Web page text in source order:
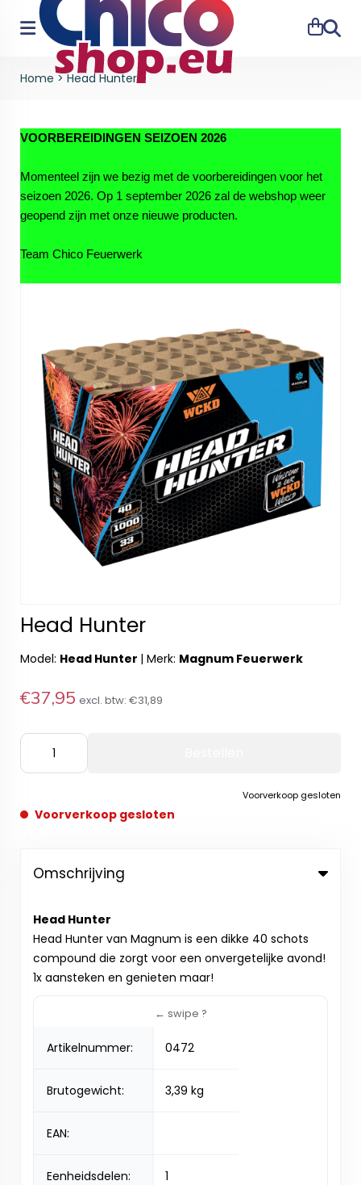
Home >Head Hunter
VOORBEREIDINGEN SEIZOEN 2026
Momenteel zijn we bezig met de voorbereidingen voor het
seizoen 2026. Op 1 september 2026 zal de webshop weer
geopend zijn met onze nieuwe producten.
Team Chico Feuerwerk
Head Hunter
Model: Head Hunter | Merk: Magnum Feuerwerk
€37,95 excl. btw: €31,89
Voorverkoop gesloten
Voorverkoop gesloten
Omschrijving
Head Hunter
Head Hunter van Magnum is een dikke 40 schots
compound die zorgt voor een onvergetelijke avond!
1x aansteken en genieten maar!
Artikelnummer: 0472
Brutogewicht: 3,39 kg
EAN:
Eenheidsdelen: 1